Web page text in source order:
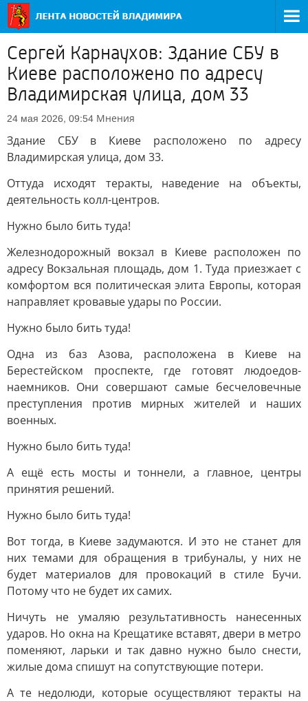
Сергей Карнаухов: Здание СБУ в
Киеве расположено по адресу
Владимирская улица, дом 33
24 мая 2026, 09:54 Мнения
Здание СБУ в Киеве расположено по адресу
Владимирская улица, дом 33.
Оттуда исходят теракты, наведение на объекты,
деятельность колл-центров.
Нужно было бить туда!
Железнодорожный вокзал в Киеве расположен по
адресу Вокзальная площадь, дом 1. Туда приезжает с
комфортом вся политическая элита Европы, которая
направляет кровавые удары по России.
Нужно было бить туда!
Одна из баз Азова, расположена в Киеве на
Берестейском проспекте, где готовят людоедов-
наемников. Они совершают самые бесчеловечные
преступления против мирных жителей и наших
военных.
Нужно было бить туда!
А ещё есть мосты и тоннели, а главное, центры
принятия решений.
Нужно было бить туда!
Вот тогда, в Киеве задумаются. И это не станет для
них темами для обращения в трибуналы, у них не
будет материалов для провокаций в стиле Бучи.
Потому что не будет их самих.
Ничуть не умаляю результативность нанесенных
ударов. Но окна на Крещатике вставят, двери в метро
поменяют, ларьки и так давно нужно было снести,
жилые дома спишут на сопутствующие потери.
А те недолюди, которые осуществляют теракты на